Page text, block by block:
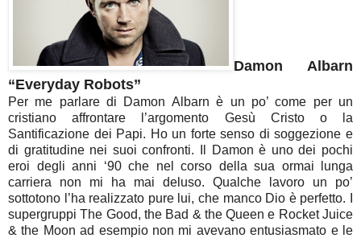
Damon Albarn
“Everyday Robots”
Per me parlare di Damon Albarn è un po’ come per un
cristiano affrontare l’argomento Gesù Cristo o la
Santificazione dei Papi. Ho un forte senso di soggezione e
di gratitudine nei suoi confronti. Il Damon è uno dei pochi
eroi degli anni ‘90 che nel corso della sua ormai lunga
carriera non mi ha mai deluso. Qualche lavoro un po’
sottotono l’ha realizzato pure lui, che manco Dio è perfetto. I
supergruppi The Good, the Bad & the Queen e Rocket Juice
& the Moon ad esempio non mi avevano entusiasmato e le